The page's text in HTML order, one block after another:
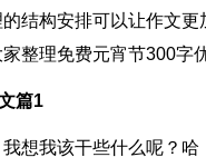
结构安排可以让作文
整理免费元宵节300字
篇1
想我该干些什么呢？